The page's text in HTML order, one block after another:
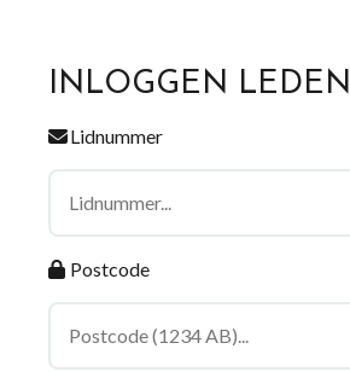
INLOGGEN LEDEN
Lidnummer
Postcode